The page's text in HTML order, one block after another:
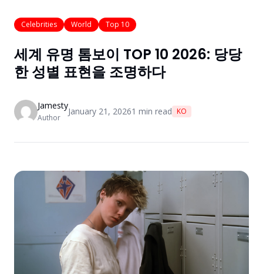
Celebrities World Top 10
세계 유명 톰보이 TOP 10 2026: 당당
한 성별 표현을 조명하다
Jamesty
Author
January 21, 20261 min read KO